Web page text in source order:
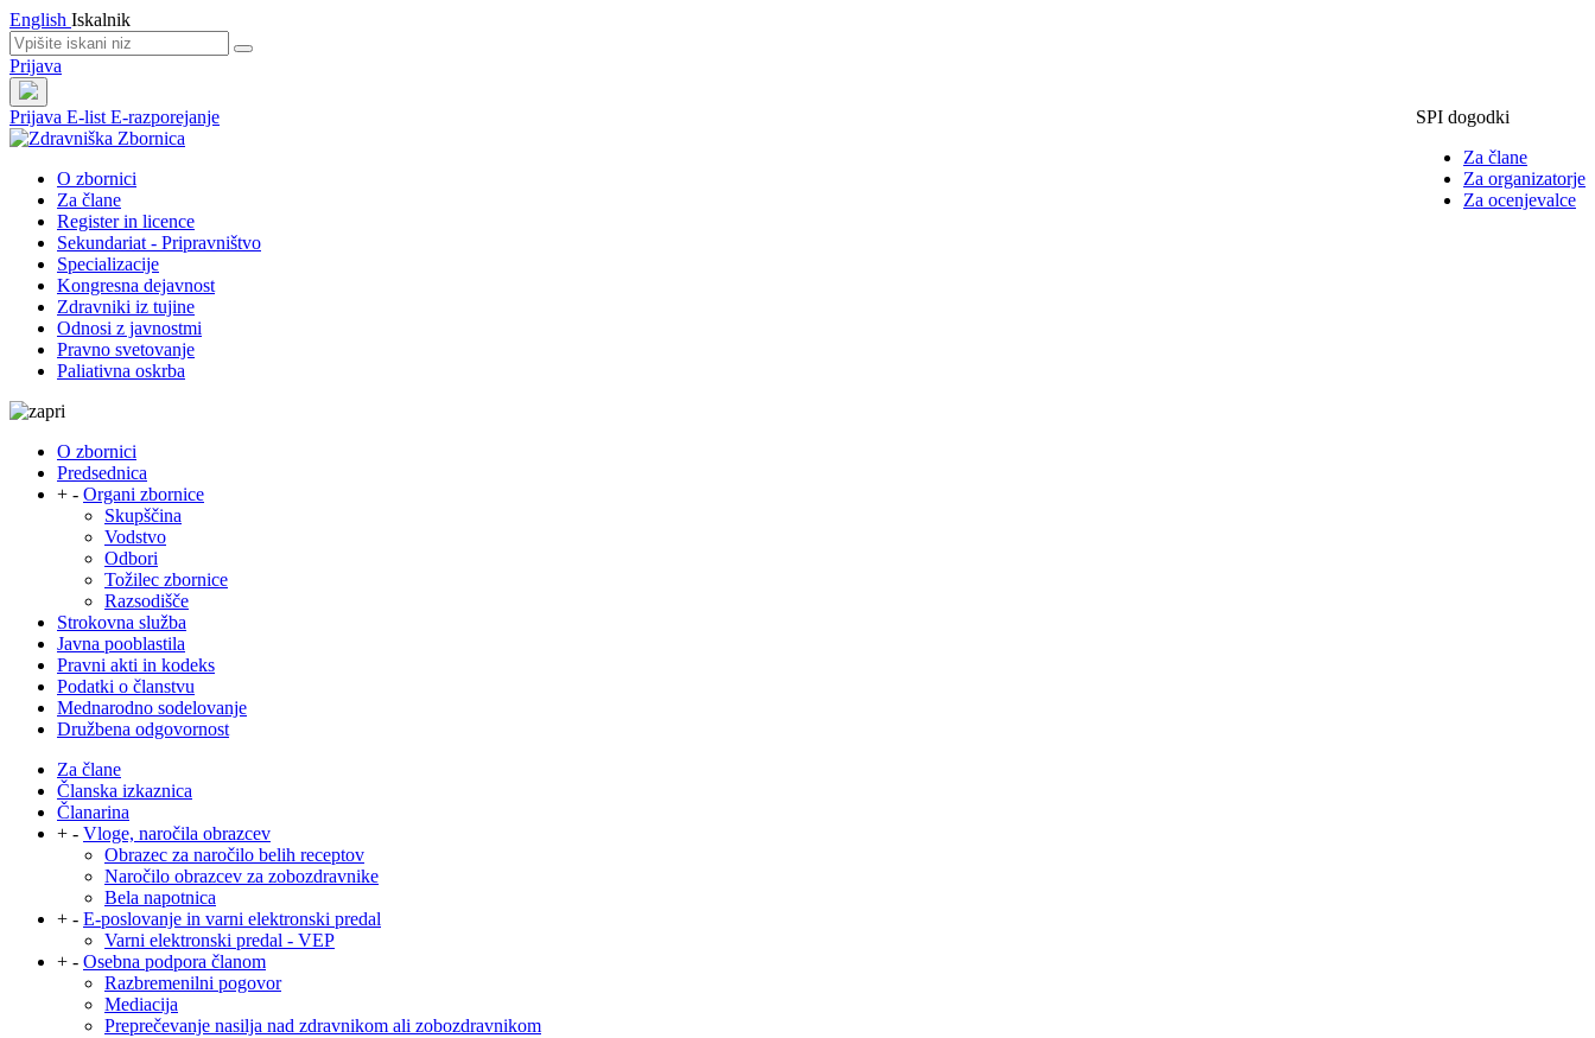
English Iskalnik
Prijava
Prijava
SPI dogodki
Za člane
Za organizatorje
Za ocenjevalce
E-list E-razporejanje
O zbornici
Za člane
Register in licence
Sekundariat - Pripravništvo
Specializacije
Kongresna dejavnost
Zdravniki iz tujine
Odnosi z javnostmi
Pravno svetovanje
Paliativna oskrba
O zbornici
Predsednica
+ - Organi zbornice
Skupščina
Vodstvo
Odbori
Tožilec zbornice
Razsodišče
Strokovna služba
Javna pooblastila
Pravni akti in kodeks
Podatki o članstvu
Mednarodno sodelovanje
Družbena odgovornost
Za člane
Članska izkaznica
Članarina
+ - Vloge, naročila obrazcev
Obrazec za naročilo belih receptov
Naročilo obrazcev za zobozdravnike
Bela napotnica
+ - E-poslovanje in varni elektronski predal
Varni elektronski predal - VEP
+ - Osebna podpora članom
Razbremenilni pogovor
Mediacija
Preprečevanje nasilja nad zdravnikom ali zobozdravnikom